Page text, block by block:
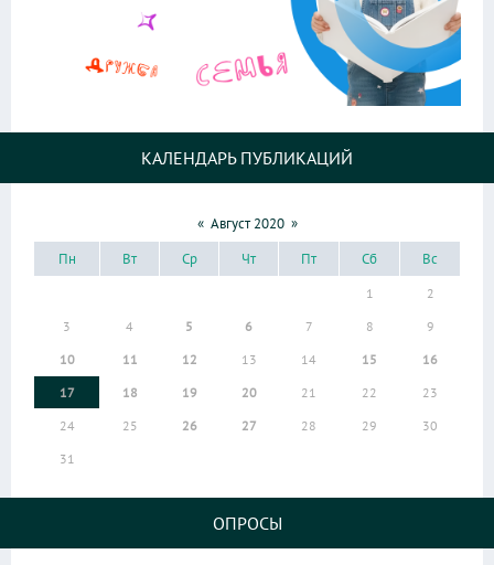
КАЛЕНДАРЬ ПУБЛИКАЦИЙ
« Август 2020 »
Пн
Вт Ср Чт Пт Сб Вс
1
2
3
4 5 6 7 8
9
10
11 12 13 14 15
16
17
18 19 20 21 22
23
24
25 26 27 28 29
30
31
ОПРОСЫ